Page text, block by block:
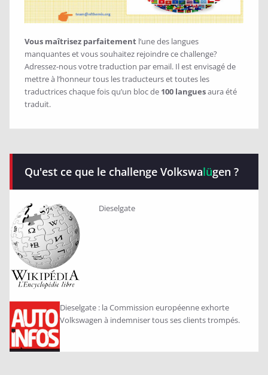
Vous maîtrisez parfaitement l’une des langues
manquantes et vous souhaitez rejoindre ce challenge?
Adressez-nous votre traduction par email. Il est envisagé de
mettre à l’honneur tous les traducteurs et toutes les
traductrices chaque fois qu’un bloc de 100 languesaura été
traduit.
Qu'est ce que le challenge Volkswalügen ?
Dieselgate
Dieselgate : la Commission européenne exhorte
Volkswagen à indemniser tous ses clients trompés.